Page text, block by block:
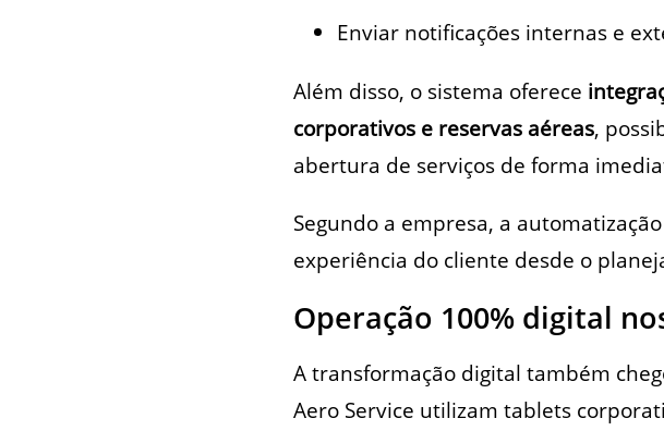
Enviar notificações internas e
Além disso, o sistema oferece
corporativos e reservas aéreas,
abertura de serviços de forma
Segundo a empresa, a
experiência do cliente desde o
Operação 100% digital
A transformação digital também
Aero Service utilizam tablets